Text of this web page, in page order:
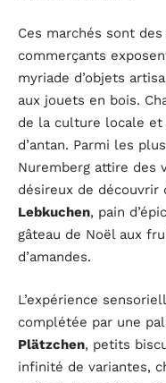
Ces marchés sont
commerçants
myriade d’objets
aux jouets en bois.
de la culture locale et
d’antan. Parmi les
Nuremberg attire des
désireux de
Lebkuchen, pain
gâteau de Noël aux
d’amandes.
L’expérience
complétée par une
Plätzchen, petits
infinité de variantes,